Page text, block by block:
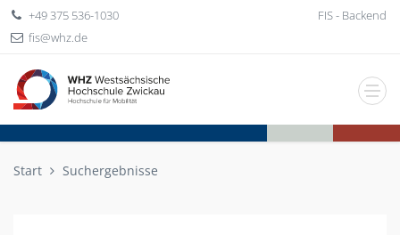
+49 375 536-1030
fis
whzde
FIS - Backend
Start Suchergebnisse